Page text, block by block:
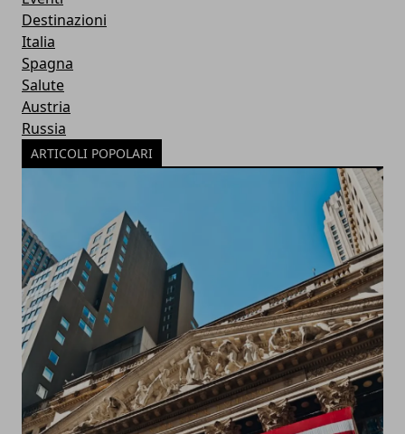
Destinazioni
Italia
Spagna
Salute
Austria
Russia
ARTICOLI POPOLARI